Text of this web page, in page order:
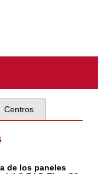
Centros
de los paneles